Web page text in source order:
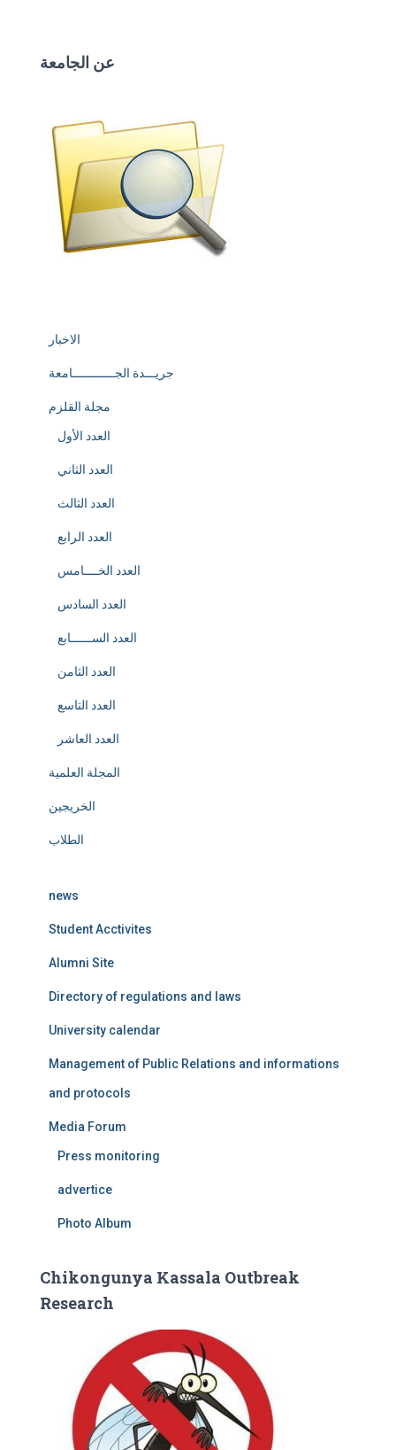
عن الجامعة
الاخبار
جريـــدة الجــــــــــــامعة
مجلة القلزم
العدد الأول
العدد الثاني
العدد الثالث
العدد الرابع
العدد الخــــامس
العدد السادس
العدد الســــــابع
العدد الثامن
العدد التاسع
العدد العاشر
المجلة العلمية
الخريجين
الطلاب
news
Student Acctivites
Alumni Site
Directory of regulations and laws
University calendar
Management of Public Relations and informations
and protocols
Media Forum
Press monitoring
advertice
Photo Album
Chikongunya Kassala Outbreak
Research